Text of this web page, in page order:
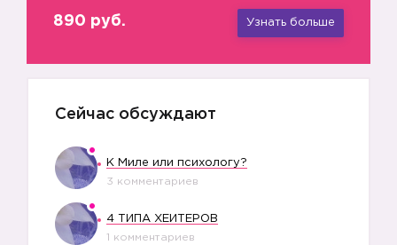
890 руб. Узнать больше
Сейчас обсуждают
К Миле или психологу?
3 комментариев
4 ТИПА ХЕЙТЕРОВ
1 комментариев